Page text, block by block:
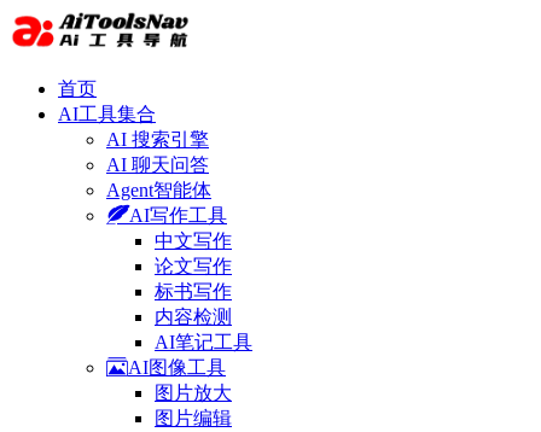
首页
AI工具集合
AI 搜索引擎
AI 聊天问答
Agent智能体
AI写作工具
中文写作
论文写作
标书写作
内容检测
AI笔记工具
AI图像工具
图片放大
图片编辑